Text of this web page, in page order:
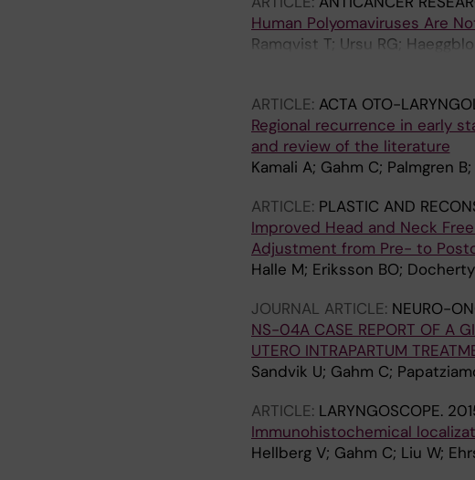
Human Polyomaviruses Are
Ramqvist T; Ursu RG;
ARTICLE: ACTA OTO-
Regional recurrence in early
and review of the literature
Kamali A; Gahm C; Palmgren
ARTICLE: PLASTIC AND
Improved Head and Neck
Adjustment from Pre- to
Halle M; Eriksson BO;
JOURNAL ARTICLE: NEURO-
NS-04A CASE REPORT OF A
UTERO INTRAPARTUM
Sandvik U; Gahm C;
ARTICLE: LARYNGOSCOPE.
Immunohistochemical
Hellberg V; Gahm C; Liu W;